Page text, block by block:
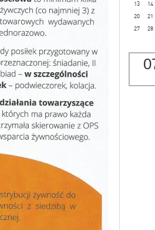
13
14
20
21
27
28